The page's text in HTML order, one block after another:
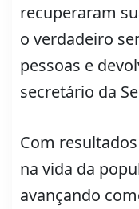
recuperaram
o verdadeiro
pessoas e
secretário da
Com
na vida da
avançando